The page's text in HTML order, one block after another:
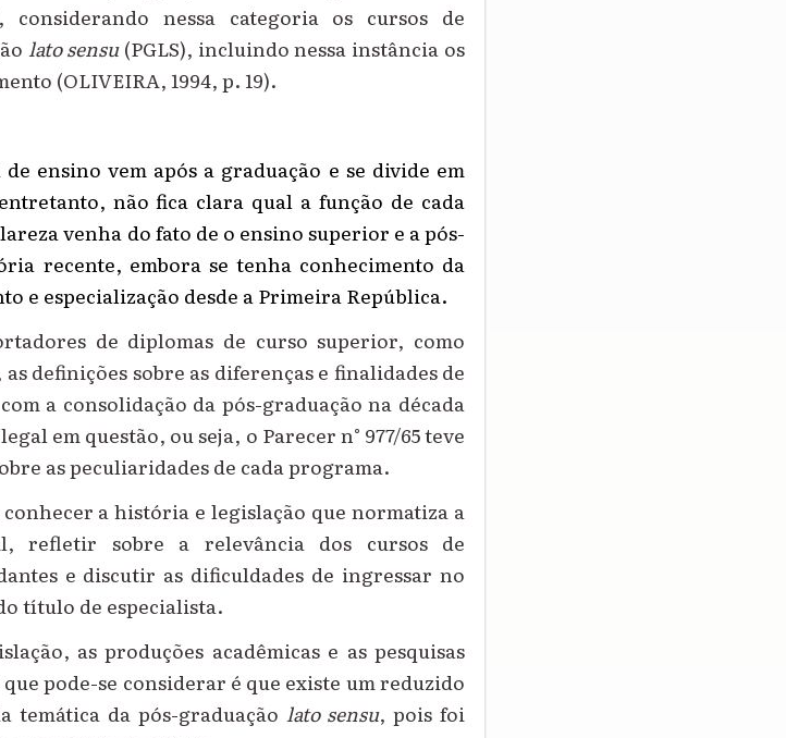
considerando nessa categoria os cursos de
lato sensu(PGLS), incluindo nessa instância os
(OLIVEIRA,1994, p.19).
ensino vem após a graduação e se divide em
tretanto, não fica clara qual a função de cada
venha do fato de o ensino superior e a pós-
recente, embora se tenha conhecimento da
e especialização desde a Primeira República.
de diplomas de curso superior, como
definições sobre as diferenças e finalidades de
a consolidação da pós-graduação na década
em questão, ou seja, o Parecer n° 977/65teve
as peculiaridades de cada programa.
a história e legislação que normatiza a
refletir sobre a relevância dos cursos de
e discutir as dificuldades de ingressar no
título de especialista.
as produções acadêmicas e as pesquisas
que pode-se considerar é que existe umreduzido
temática da pós-graduação lato sensu, pois foi